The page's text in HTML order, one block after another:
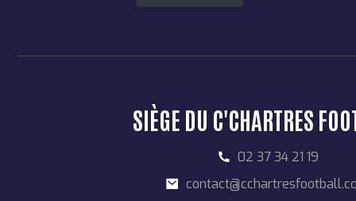
SIÈGE DU C'CHARTRES
02 37 34 21 19